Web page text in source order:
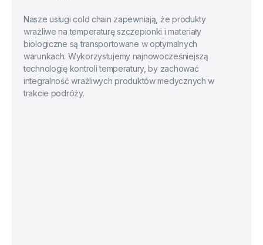
Nasze usługi cold chain zapewniają, że produkty
wrażliwe na temperaturę szczepionki i materiały
biologiczne są transportowane w optymalnych
warunkach. Wykorzystujemy najnowocześniejszą
technologię kontroli temperatury, by zachować
integralność wrażliwych produktów medycznych w
trakcie podróży.